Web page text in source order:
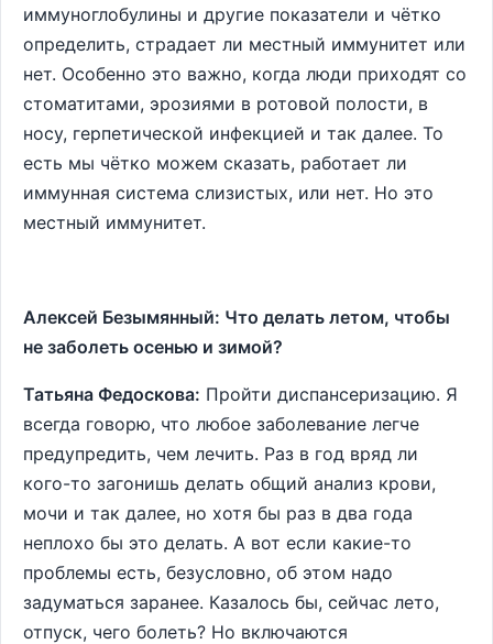
иммуноглобулины и другие показатели и чётко
определить, страдает ли местный иммунитет или
нет. Особенно это важно, когда люди приходят со
стоматитами, эрозиями в ротовой полости, в
носу, герпетической инфекцией и так далее. То
есть мы чётко можем сказать, работает ли
иммунная система слизистых, или нет. Но это
местный иммунитет.
Алексей Безымянный: Что делать летом, чтобы
не заболеть осенью и зимой?
Татьяна Федоскова: Пройти диспансеризацию. Я
всегда говорю, что любое заболевание легче
предупредить, чем лечить. Раз в год вряд ли
кого-то загонишь делать общий анализ крови,
мочи и так далее, но хотя бы раз в два года
неплохо бы это делать. А вот если какие-то
проблемы есть, безусловно, об этом надо
задуматься заранее. Казалось бы, сейчас лето,
отпуск, чего болеть? Но включаются